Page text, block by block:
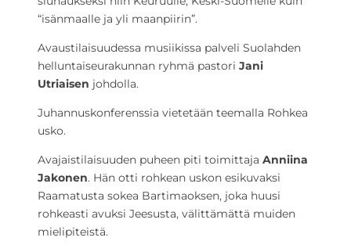
“isänmaalle ja yli maanpiirin”.
Avaustilaisuudessa musiikissa palveli Suolahden
helluntaiseurakunnan ryhmä pastori Jani
Utriaisen johdolla.
Juhannuskonferenssia vietetään teemalla Rohkea
usko.
Avajaistilaisuuden puheen piti toimittaja Anniina
Jakonen. Hän otti rohkean uskon esikuvaksi
Raamatusta sokea Bartimaoksen, joka huusi
rohkeasti avuksi Jeesusta, välittämättä muiden
mielipiteistä.